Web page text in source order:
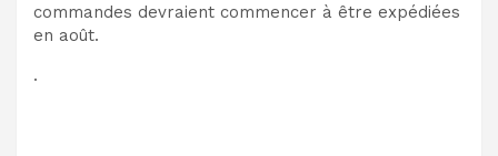
commandes devraient commencer à être expédiées
en août.
.